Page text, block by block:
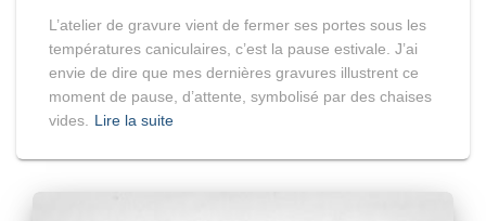
L’atelier de gravure vient de fermer ses portes sous les
températures caniculaires, c’est la pause estivale. J’ai
envie de dire que mes dernières gravures illustrent ce
moment de pause, d’attente, symbolisé par des chaises
vides.
Lire la suite